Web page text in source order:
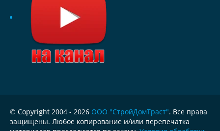
© Copyright 2004 - 2026 ООО "СтройДомТраст". Все права
защищены. Любое копирование и/или перепечатка